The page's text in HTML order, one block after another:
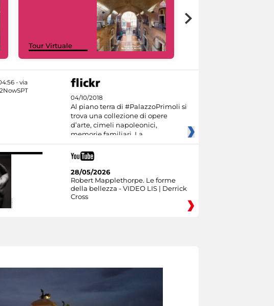
Tour Virtuale
04/10/2018
Al piano terra di #PalazzoPrimoli si
trova una collezione di opere
d’arte, cimeli napoleonici,
memorie familiari. La
28/05/2026
Robert Mapplethorpe. Le forme
della bellezza - VIDEO LIS | Derrick
Cross